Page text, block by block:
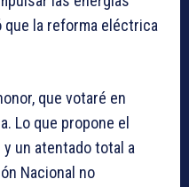
que la reforma eléctrica
que votaré en
Lo que propone el
un atentado total a
Nacional no